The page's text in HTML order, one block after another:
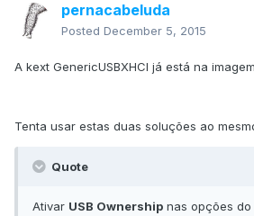
pernacabeluda
Posted December 5, 2015
A kext GenericUSBXHCI já está na
Tenta usar estas duas soluções ao
Quote
Ativar USB Ownership nas opções